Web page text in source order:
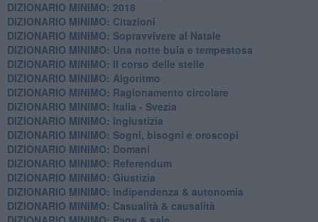
DIZIONARIO MINIMO: 2018
DIZIONARIO MINIMO: Citazioni
DIZIONARIO MINIMO: ​Sopravvivere al Natale
DIZIONARIO MINIMO: ​Una notte buia e tempestosa
DIZIONARIO MINIMO: Il corso delle stelle
DIZIONARIO MINIMO: Algoritmo
DIZIONARIO MINIMO: Ragionamento circolare
DIZIONARIO MINIMO: Italia - Svezia
DIZIONARIO MINIMO: ​Ingiustizia
DIZIONARIO MINIMO: ​Sogni, bisogni e oroscopi
DIZIONARIO MINIMO: Domani
DIZIONARIO MINIMO: Referendum
DIZIONARIO MINIMO: Giustizia
DIZIONARIO MINIMO: ​Indipendenza & autonomia
DIZIONARIO MINIMO: ​Casualità & causalità